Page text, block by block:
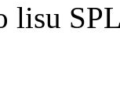
lisu